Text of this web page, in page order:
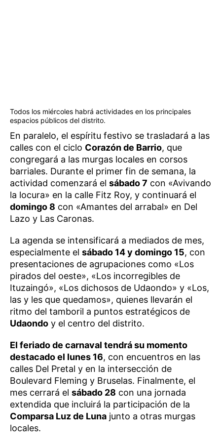
Todos los miércoles habrá actividades en los principales
espacios públicos del distrito.
En paralelo, el espíritu festivo se trasladará a las
calles con el ciclo Corazón de Barrio, que
congregará a las murgas locales en corsos
barriales. Durante el primer fin de semana, la
actividad comenzará el sábado 7 con «Avivando
la locura» en la calle Fitz Roy, y continuará el
domingo 8 con «Amantes del arrabal» en Del
Lazo y Las Caronas.
La agenda se intensificará a mediados de mes,
especialmente el sábado 14 y domingo 15, con
presentaciones de agrupaciones como «Los
pirados del oeste», «Los incorregibles de
Ituzaingó», «Los dichosos de Udaondo» y «Los,
las y les que quedamos», quienes llevarán el
ritmo del tamboril a puntos estratégicos de
Udaondo y el centro del distrito.
El feriado de carnaval tendrá su momento
destacado el lunes 16, con encuentros en las
calles Del Pretal y en la intersección de
Boulevard Fleming y Bruselas. Finalmente, el
mes cerrará el sábado 28 con una jornada
extendida que incluirá la participación de la
Comparsa Luz de Luna junto a otras murgas
locales.